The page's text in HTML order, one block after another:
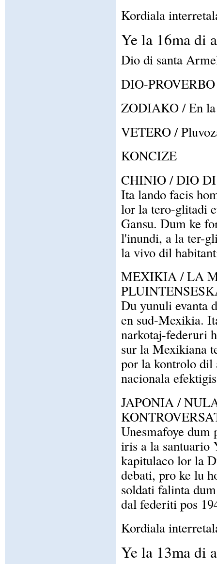
Kordiala
Ye la 16ma di
Dio di santa
DIO-
ZODIAKO / En la
VETERO /
KONCIZE
CHINIO / DIO
Ita lando facis
lor la tero-glitadi
Gansu. Dum ke
l'inundi, a la ter-
la vivo dil
MEXIKIA / LA
Du yunuli evanta
en sud-Mexikia.
narkotaj-federuri
sur la Mexikiana
por la kontrolo dil
nacionala
JAPONIA /
Unesmafoye
iris a la santuario
kapitulaco lor la
debati, pro ke lu
soldati falinta
dal federiti pos
Kordiala
Ye la 13ma di